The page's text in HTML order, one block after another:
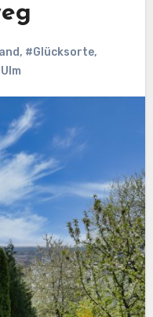
, #Glücksorte,